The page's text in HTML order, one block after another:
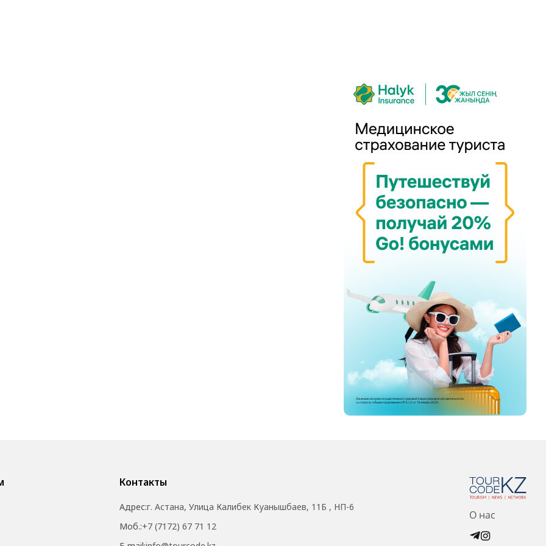
Контакты
Адрес:г. Астана, Улица Калибек Куанышбаев, 11Б , НП-6
Моб.:+7 (7172) 67 71 12
О нас